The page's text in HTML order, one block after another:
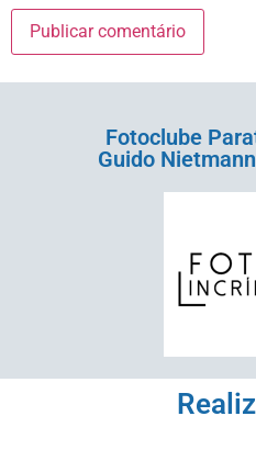
Fotoclube
Guido